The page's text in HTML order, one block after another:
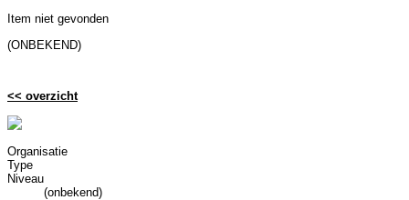
Item niet gevonden
(ONBEKEND)
<< overzicht
Organisatie
Type
Niveau
(onbekend)